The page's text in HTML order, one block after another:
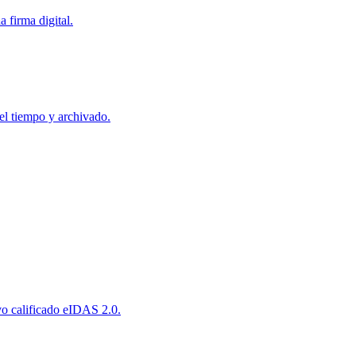
firma digital.
tiempo y archivado.
calificado eIDAS 2.0.